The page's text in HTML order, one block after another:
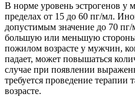
В норме уровень эстрогенов у
пределах от 15 до 60 пг/мл.
допустимым значение до 70
большую или меньшую
пожилом возрасте у мужчин,
падает, может повышаться
случае при появлении
требуется проведение терапии
возрасте.